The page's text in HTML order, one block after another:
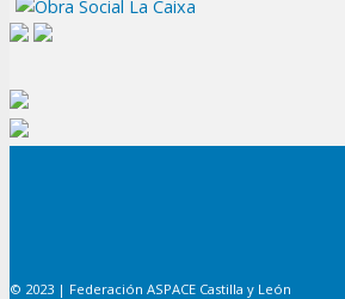
© 2023 | Federación ASPACE Castilla y León